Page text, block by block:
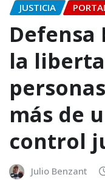
JUSTICIA
Defensa
la
más de
control
Julio Benzant